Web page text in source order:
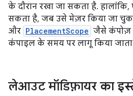
के दौरान रखा जा सकता है. हालांकि,
सकता है, जब उसे मेज़र किया जा
और PlacementScope जैसे कंपोज़
कंपाइल के समय पर लागू किया
लेआउट मॉडिफ़ायर का